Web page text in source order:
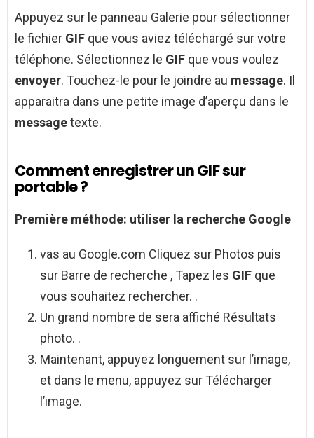
Appuyez sur le panneau Galerie pour sélectionner
le fichier GIF que vous aviez téléchargé sur votre
téléphone. Sélectionnez le GIF que vous voulez
envoyer. Touchez-le pour le joindre au message. Il
apparaitra dans une petite image d’aperçu dans le
messagetexte.
Comment enregistrer un GIF sur
portable ?
Première méthode: utiliser la recherche Google
vas au Google.com Cliquez sur Photos puis
sur Barre de recherche , Tapez les GIF que
vous souhaitez rechercher. .
Un grand nombre de sera affiché Résultats
photo. .
Maintenant, appuyez longuement sur l’image,
et dans le menu, appuyez sur Télécharger
l’image.